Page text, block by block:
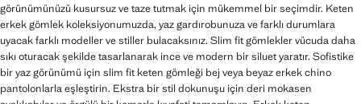
görünümünüzü kusursuz ve taze tutmak için mükemmel bir seçimdir. Keten
erkek gömlek koleksiyonumuzda, yaz gardırobunuza ve farklı durumlara
uyacak farklı modeller ve stiller bulacaksınız. Slim fit gömlekler vücuda daha
sıkı oturacak şekilde tasarlanarak ince ve modern bir siluet yaratır. Sofistike
bir yaz görünümü için slim fit keten gömleği bej veya beyaz erkek chino
pantolonlarla eşleştirin. Ekstra bir stil dokunuşu için deri mokasen